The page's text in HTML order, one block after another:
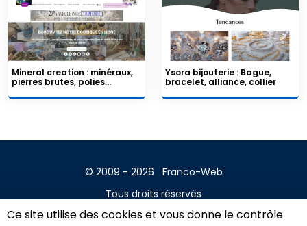
Ce site utilise des cookies et vous donne le contrôle
Mineral creation : minéraux,
pierres brutes, polies...
Ysora bijouterie : Bague,
bracelet, alliance, collier
© 2009 - 2026
Franco-Web
Tous droits réservés
Contact